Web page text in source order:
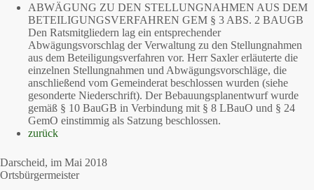
ABWÄGUNG ZU DEN STELLUNGNAHMEN AUS DEM
BETEILIGUNGS­VERFAHREN GEM § 3 ABS. 2 BAUGB
Den Ratsmitgliedern lag ein entsprechender
Abwägungsvorschlag der Verwaltung zu den Stellungnahmen
aus dem Beteiligungsverfahren vor. Herr Saxler erläuterte die
einzelnen Stellungnahmen und Abwägungsvorschläge, die
anschließend vom Gemeinderat beschlossen wurden (siehe
gesonderte Niederschrift). Der Bebauungsplanentwurf wurde
gemäß § 10 BauGB in Verbindung mit § 8 LBauO und § 24
GemO einstimmig als Satzung beschlossen.
zurück
Darscheid, im Mai 2018
Ortsbürgermeister